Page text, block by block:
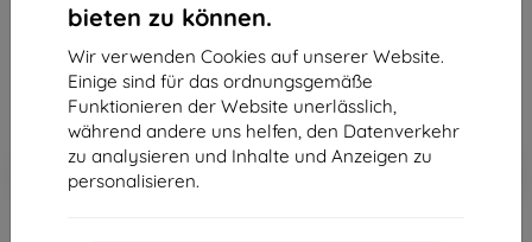
bieten zu können.
Wir verwenden Cookies auf unserer Website.
Einige sind für das ordnungsgemäße
Funktionieren der Website unerlässlich,
während andere uns helfen, den Datenverkehr
zu analysieren und Inhalte und Anzeigen zu
personalisieren.
208,90 €
188,02 €
ohne MWSt158,00 €
-10%
Rabatt mit Gutschein
EXTRA10
In den